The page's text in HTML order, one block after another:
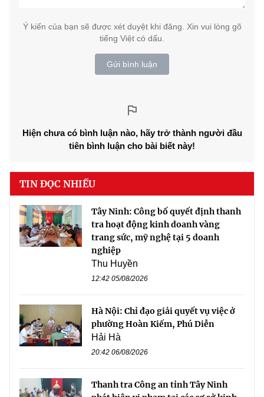
Ý kiến của bạn sẽ được xét duyệt khi đăng. Xin vui lòng gõ
tiếng Việt có dấu.
Gửi bình luận
Hiện chưa có bình luận nào, hãy trở thành người đầu
tiên bình luận cho bài biết này!
TIN ĐỌC NHIỀU
Tây Ninh: Công bố quyết định thanh
tra hoạt động kinh doanh vàng
trang sức, mỹ nghệ tại 5 doanh
nghiệp
Thu Huyền
12:42 05/08/2026
Hà Nội: Chỉ đạo giải quyết vụ việc ở
phường Hoàn Kiếm, Phú Diễn
Hải Hà
20:42 06/08/2026
Thanh tra Công an tỉnh Tây Ninh